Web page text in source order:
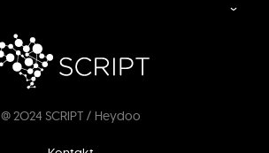
@ 2024 SCRIPT / Heydoo